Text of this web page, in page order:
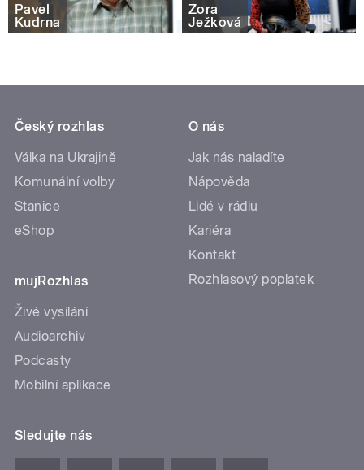
Pavel
Kudrna
Zora
Ježková
Český rozhlas
Válka na Ukrajině
Komunální volby
Stanice
eShop
mujRozhlas
Živé vysílání
Audioarchiv
Podcasty
Mobilní aplikace
O nás
Jak nás naladíte
Nápověda
Lidé v rádiu
Kariéra
Kontakt
Rozhlasový poplatek
Sledujte nás